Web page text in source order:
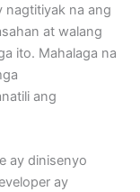
nagtitiyak na ang
at walang
ito. Mahalaga na
ang
ay dinisenyo
ay